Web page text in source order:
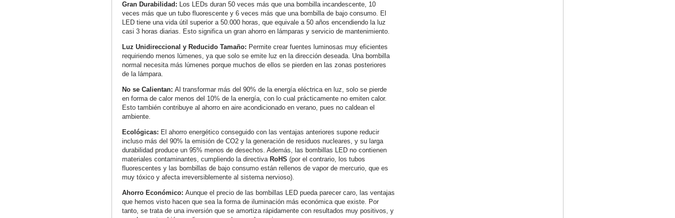
Gran Durabilidad: Los LEDs duran 50 veces más que una bombilla incandescente, 10
veces más que un tubo fluorescente y 6 veces más que una bombilla de bajo consumo. El
LED tiene una vida útil superior a 50.000 horas, que equivale a 50 años encendiendo la luz
casi 3 horas diarias. Esto significa un gran ahorro en lámparas y servicio de mantenimiento.
Luz Unidireccional y Reducido Tamaño: Permite crear fuentes luminosas muy eficientes
requiriendo menos lúmenes, ya que solo se emite luz en la dirección deseada. Una bombilla
normal necesita más lúmenes porque muchos de ellos se pierden en las zonas posteriores
de la lámpara.
No se Calientan: Al transformar más del 90% de la energía eléctrica en luz, solo se pierde
en forma de calor menos del 10% de la energía, con lo cual prácticamente no emiten calor.
Esto también contribuye al ahorro en aire acondicionado en verano, pues no caldean el
ambiente.
Ecológicas: El ahorro energético conseguido con las ventajas anteriores supone reducir
incluso más del 90% la emisión de CO2 y la generación de residuos nucleares, y su larga
durabilidad produce un 95% menos de desechos. Además, las bombillas LED no contienen
materiales contaminantes, cumpliendo la directiva RoHS (por el contrario, los tubos
fluorescentes y las bombillas de bajo consumo están rellenos de vapor de mercurio, que es
muy tóxico y afecta irreversiblemente al sistema nervioso).
Ahorro Económico: Aunque el precio de las bombillas LED pueda parecer caro, las ventajas
que hemos visto hacen que sea la forma de iluminación más económica que existe. Por
tanto, se trata de una inversión que se amortiza rápidamente con resultados muy positivos, y